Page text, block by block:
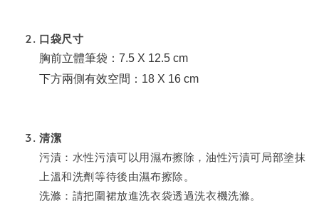
口袋尺寸
胸前立體筆袋：7.5 X 12.5 cm
下方兩側有效空間：18 X 16 cm⁣⁣⁣⁣⁣
清潔
污漬：水性污漬可以用濕布擦除，油性污漬可局部塗抹
上溫和洗劑等待後由濕布擦除。
洗滌：請把圍裙放進洗衣袋透過洗衣機洗滌。